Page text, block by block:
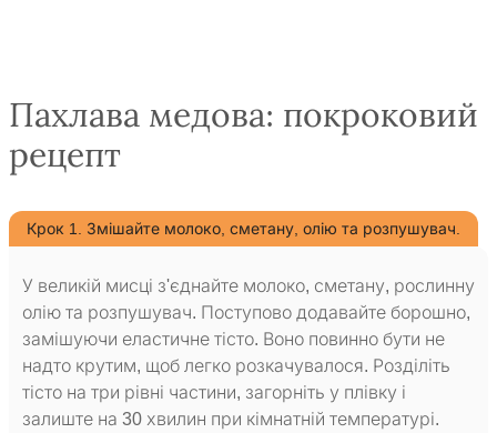
Пахлава медова: покроковий
рецепт
Крок 1. Змішайте молоко, сметану, олію та розпушувач.
У великій мисці з'єднайте молоко, сметану, рослинну
олію та розпушувач. Поступово додавайте борошно,
замішуючи еластичне тісто. Воно повинно бути не
надто крутим, щоб легко розкачувалося. Розділіть
тісто на три рівні частини, загорніть у плівку і
залиште на 30 хвилин при кімнатній температурі.